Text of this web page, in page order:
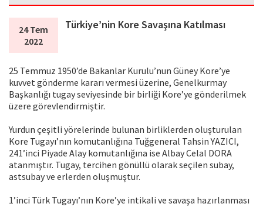
24 Tem
2022
Türkiye’nin Kore Savaşına Katılması
25 Temmuz 1950’de Bakanlar Kurulu’nun Güney Kore’ye
kuvvet gönderme kararı vermesi üzerine, Genelkurmay
Başkanlığı tugay seviyesinde bir birliği Kore’ye gönderilmek
üzere görevlendirmiştir.
Yurdun çeşitli yörelerinde bulunan birliklerden oluşturulan
Kore Tugayı’nın komutanlığına Tuğgeneral Tahsin YAZICI,
241’inci Piyade Alay komutanlığına ise Albay Celal DORA
atanmıştır. Tugay, tercihen gönüllü olarak seçilen subay,
astsubay ve erlerden oluşmuştur.
1’inci Türk Tugayı’nın Kore’ye intikali ve savaşa hazırlanması